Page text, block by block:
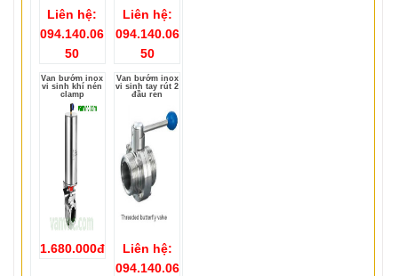
Liên hệ:
094.140.06
50
Liên hệ:
094.140.06
50
Van bướm inox
vi sinh khí nén
clamp
1.680.000đ
Van bướm inox
vi sinh tay rút 2
đầu ren
Liên hệ:
094.140.06